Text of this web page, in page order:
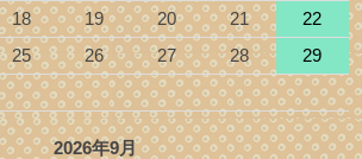
18 19 20 21
22
25 26 27 28
29
2026年9月